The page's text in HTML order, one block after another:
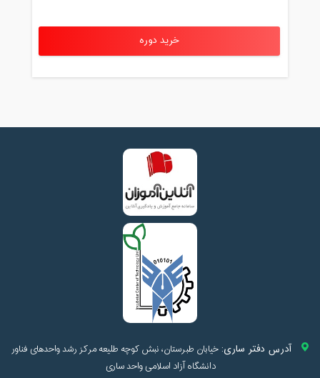
خرید دوره
آدرس دفتر ساری:خیابان طبرستان، نبش کوچه طلیعه مرکز رشد واحدهای فناور
دانشگاه آزاد اسلامی واحد ساری